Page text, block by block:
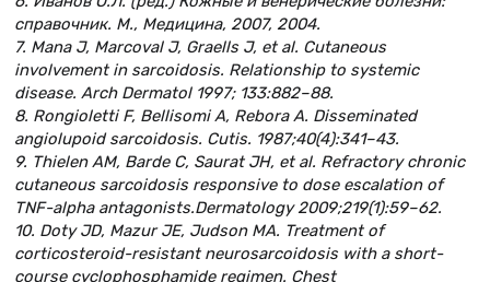
справочник. М., Медицина, 2007, 2004.
7. Mana J, Marcoval J, Graells J, et al. Cutaneous
involvement in sarcoidosis. Relationship to systemic
disease. Arch Dermatol 1997; 133:882–88.
8. Rongioletti F, Bellisomi A, Rebora A. Disseminated
angiolupoid sarcoidosis. Cutis. 1987;40(4):341–43.
9. Thielen AM, Barde C, Saurat JH, et al. Refractory chronic
cutaneous sarcoidosis responsive to dose escalation of
TNF-alpha antagonists.Dermatology 2009;219(1):59–62.
10. Doty JD, Mazur JE, Judson MA. Treatment of
corticosteroid-resistant neurosarcoidosis with a short-
course cyclophosphamide regimen. Chest